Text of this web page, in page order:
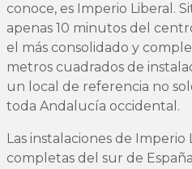
conoce, es Imperio Liberal.
apenas 10 minutos del
el más consolidado y
metros cuadrados de
un local de referencia no
toda Andalucía occidental.
Las instalaciones de Imperio
completas del sur de